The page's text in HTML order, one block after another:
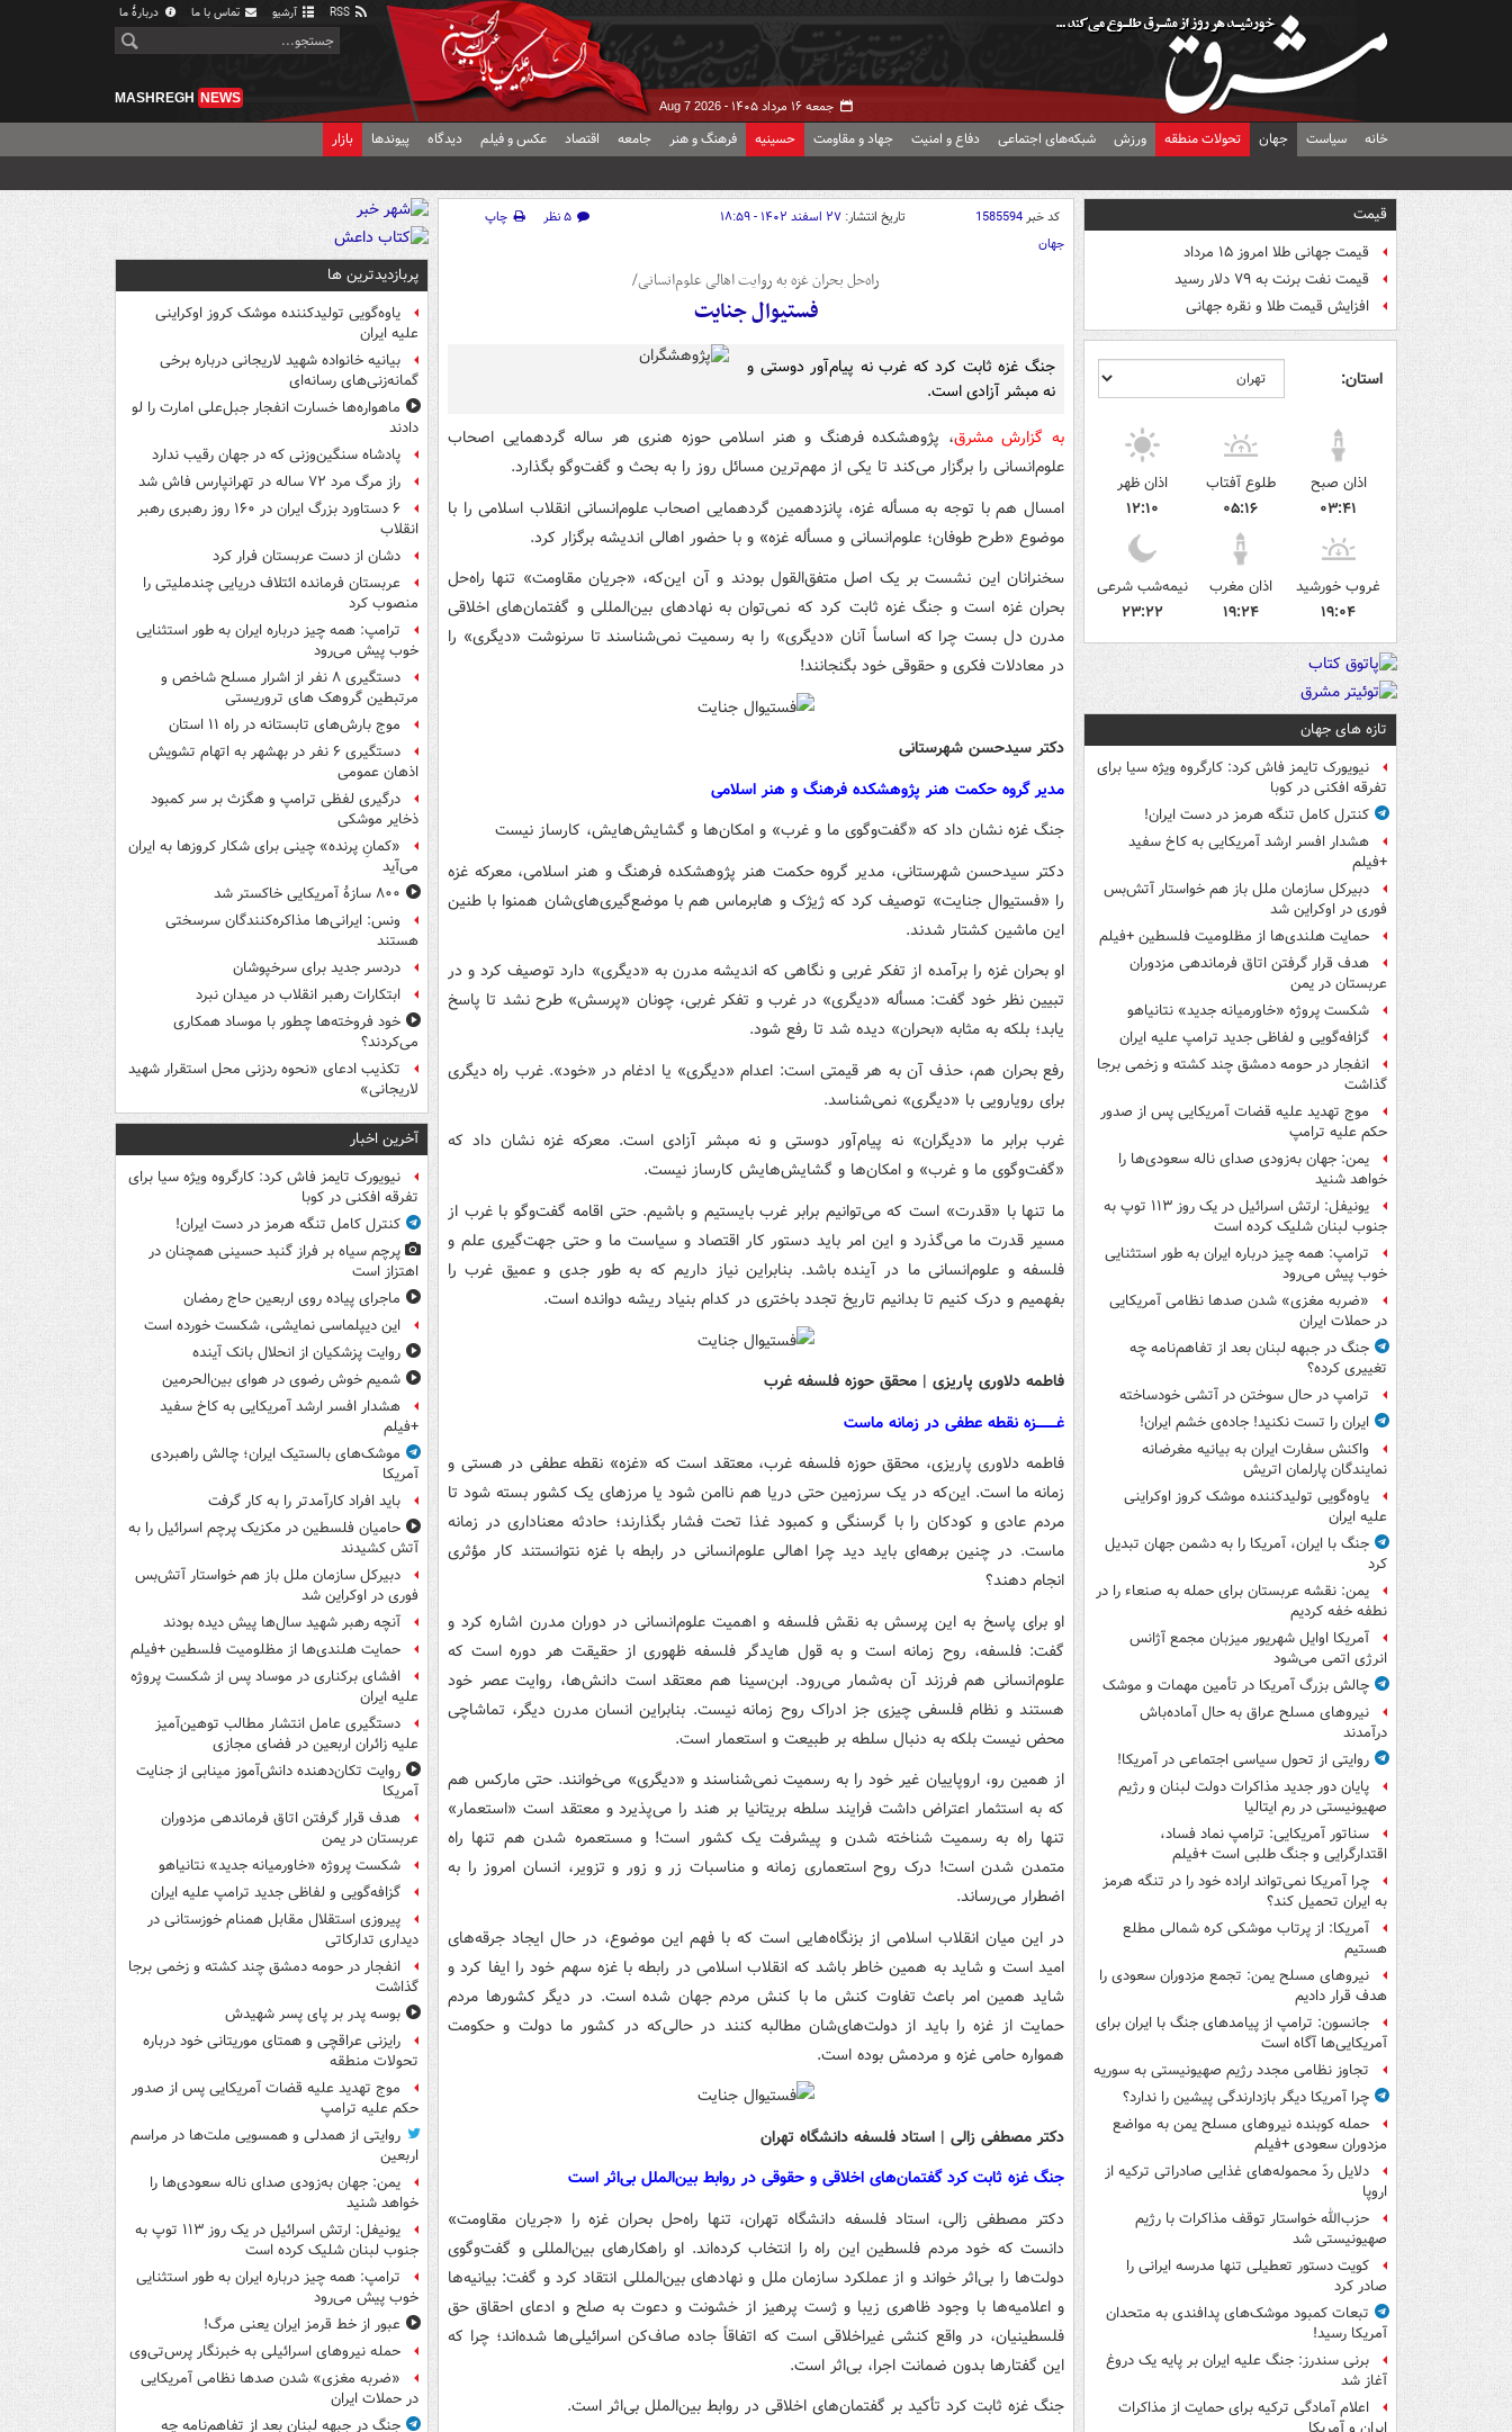
آرشیو تماس با ما دربارهٔ ما
جمعه ۱۶ مرداد ۱۴۰۵ - Aug 7 2026
MASHREGH NEWS
خانه سیاست جهان تحولات منطقه ورزش شبکه‌های اجتماعی دفاع و امنیت جهاد و مقاومت حسینیه فرهنگ و هنر جامعه اقتصاد عکس و فیلم دیدگاه پیوندها بازار
قیمت
قیمت جهانی طلا امروز ۱۵ مرداد
قیمت نفت برنت به ۷۹ دلار رسید
افزایش قیمت طلا و نقره جهانی
استان:
اذان صبح
۰۳:۴۱
طلوع آفتاب
۰۵:۱۶
اذان ظهر
۱۲:۱۰
غروب خورشید
۱۹:۰۴
اذان مغرب
۱۹:۲۴
نیمه‌شب شرعی
۲۳:۲۲
تازه های جهان
نیویورک تایمز فاش کرد: کارگروه ویژه سیا برای
تفرقه افکنی در کوبا
کنترل کامل تنگه هرمز در دست ایران!
هشدار افسر ارشد آمریکایی به کاخ سفید
+فیلم
دبیرکل سازمان ملل باز هم خواستار آتش‌بس
فوری در اوکراین شد
حمایت هلندی‌ها از مظلومیت فلسطین +فیلم
هدف قرار گرفتن اتاق‌ فرماندهی مزدوران
عربستان در یمن
شکست پروژه «خاورمیانه جدید» نتانیاهو
گزافه‌گویی و لفاظی جدید ترامپ علیه ایران
انفجار در حومه دمشق چند کشته و زخمی برجا
گذاشت
موج تهدید علیه قضات آمریکایی پس از صدور
حکم علیه ترامپ
یمن: جهان به‌زودی صدای ناله سعودی‌ها را
خواهد شنید
یونیفل: ارتش اسرائیل در یک روز ۱۱۳ توپ به
جنوب لبنان شلیک کرده است
ترامپ: همه چیز درباره ایران به طور استثنایی
خوب پیش می‌رود
«ضربه مغزی» شدن صدها نظامی آمریکایی
در حملات ایران
جنگ در جبهه لبنان بعد از تفاهم‌نامه چه
تغییری کرده؟
ترامپ در حال سوختن در آتشی خودساخته
ایران را تست نکنید! جاده‌ی خشم ایران!
واکنش سفارت ایران به بیانیه مغرضانه
نمایندگان پارلمان اتریش
یاوه‌گویی تولیدکننده موشک کروز اوکراینی
علیه ایران
جنگ با ایران، آمریکا را به دشمن جهان تبدیل
کرد
یمن: نقشه عربستان برای حمله به صنعاء را در
نطفه خفه کردیم
آمریکا اوایل شهریور میزبان مجمع آژانس
انرژی اتمی می‌شود
چالش بزرگ آمریکا در تأمین مهمات و موشک
نیروهای مسلح عراق به حال آماده‌باش
درآمدند
روایتی از تحول سیاسی اجتماعی در آمریکا!
پایان دور جدید مذاکرات دولت لبنان و رژیم
صهیونیستی در رم ایتالیا
سناتور آمریکایی: ترامپ نماد فساد،
اقتدارگرایی و جنگ طلبی است +فیلم
چرا آمریکا نمی‌تواند اراده خود را در تنگه هرمز
به ایران تحمیل کند؟
آمریکا: از پرتاب موشکی کره شمالی مطلع
هستیم
نیروهای مسلح یمن: تجمع مزدوران سعودی را
هدف قرار دادیم
جانسون: ترامپ از پیامدهای جنگ با ایران برای
آمریکایی‌ها آگاه است
تجاوز نظامی مجدد رژیم صهیونیستی به سوریه
چرا آمریکا دیگر بازدارندگی پیشین را ندارد؟
حمله کوبنده نیروهای مسلح یمن به مواضع
مزدوران سعودی +فیلم
دلایل ردّ محموله‌های غذایی صادراتی ترکیه از
اروپا
حزب‌الله خواستار توقف مذاکرات با رژیم
صهیونیستی شد
کویت دستور تعطیلی تنها مدرسه ایرانی را
صادر کرد
تبعات کمبود موشک‌های پدافندی به متحدان
آمریکا رسید!
برنی سندرز: جنگ علیه ایران بر پایه یک دروغ
آغاز شد
اعلام آمادگی ترکیه برای حمایت از مذاکرات
کد خبر1585594 تاریخ انتشار: ۲۷ اسفند ۱۴۰۲ - ۱۸:۵۹ ۵ نظر
چاپ
جهان
راه‌حل بحران غزه به روایت اهالی علوم‌انسانی/
فستیوال جنایت
جنگ غزه ثابت کرد که غرب نه پیام‌آور دوستی و
نه مبشر آزادی است.
به گزارش مشرق، پژوهشکده فرهنگ و هنر اسلامی حوزه هنری هر ساله گردهمایی اصحاب
علوم‌انسانی را برگزار می‌کند تا یکی از مهم‌ترین مسائل روز را به بحث و گفت‌وگو بگذارد.
امسال هم با توجه به مسأله غزه، پانزدهمین گردهمایی اصحاب علوم‌انسانی انقلاب اسلامی را با
موضوع «طرح طوفان؛ علوم‌انسانی و مسأله غزه» و با حضور اهالی اندیشه برگزار کرد.
سخنرانان این نشست بر یک اصل متفق‌القول بودند و آن این‌که، «جریان مقاومت» تنها راه‌حل
بحران غزه است و جنگ غزه ثابت کرد که نمی‌توان به نهادهای بین‌المللی و گفتمان‌های اخلاقی
مدرن دل‌ بست چرا که اساساً آنان «دیگری» را به رسمیت نمی‌شناسند تا سرنوشت «دیگری» را
در معادلات فکری و حقوقی خود بگنجانند!
دکتر سیدحسن شهرستانی
مدیر گروه حکمت هنر پژوهشکده فرهنگ و هنر اسلامی
جنگ غزه نشان داد که «گفت‌وگوی ما و غرب» و امکان‌ها و گشایش‌هایش، کارساز نیست
دکتر سیدحسن شهرستانی، مدیر گروه حکمت هنر پژوهشکده فرهنگ و هنر اسلامی، معرکه غزه
را «فستیوال جنایت» توصیف کرد که ژیژک و هابرماس هم با موضع‌گیری‌های‌شان همنوا با طنین
این ماشین کشتار شدند.
او بحران غزه را برآمده از تفکر غربی و نگاهی که اندیشه مدرن به «دیگری» دارد توصیف کرد و در
تبیین نظر خود گفت: مسأله «دیگری» در غرب و تفکر غربی، چونان «پرسش» طرح نشد تا پاسخ
یابد؛ بلکه به مثابه «بحران» دیده شد تا رفع شود.
رفع بحران هم، حذف آن به هر قیمتی است: اعدام «دیگری» یا ادغام در «خود». غرب راه دیگری
برای رویارویی با «دیگری» نمی‌شناسد.
غرب برابر ما «دیگران» نه پیام‌آور دوستی و نه مبشر آزادی است. معرکه غزه نشان داد که
«گفت‌وگوی ما و غرب» و امکان‌ها و گشایش‌هایش کارساز نیست.
ما تنها با «قدرت» است که می‌توانیم برابر غرب بایستیم و باشیم. حتی اقامه گفت‌وگو با غرب از
مسیر قدرت ما می‌گذرد و این امر باید دستور کار اقتصاد و سیاست ما و حتی جهت‌گیری علم و
فلسفه و علوم‌انسانی ما در آینده باشد. بنابراین نیاز داریم که به طور جدی و عمیق غرب را
بفهمیم و درک کنیم تا بدانیم تاریخ تجدد باختری در کدام بنیاد ریشه دوانده است.
فاطمه دلاوری پاریزی | محقق حوزه فلسفه غرب
غـــــــــزه نقطه عطفی در زمانه ماست
فاطمه دلاوری پاریزی، محقق حوزه فلسفه غرب، معتقد است که «غزه» نقطه عطفی در هستی و
زمانه ما است. این‌که در یک سرزمین حتی دریا هم ناامن شود یا مرزهای یک کشور بسته شود تا
مردم عادی و کودکان را با گرسنگی و کمبود غذا تحت فشار بگذارند؛ حادثه معناداری در زمانه
ماست. در چنین برهه‌ای باید دید چرا اهالی علوم‌انسانی در رابطه با غزه نتوانستند کار مؤثری
انجام دهند؟
او برای پاسخ به این پرسش به نقش فلسفه و اهمیت علوم‌انسانی در دوران مدرن اشاره کرد و
گفت: فلسفه، روح زمانه است و به قول هایدگر فلسفه ظهوری از حقیقت هر دوره است که
علوم‌انسانی هم فرزند آن به‌شمار می‌رود. ابن‌سینا هم معتقد است دانش‌ها، روایت عصر خود
هستند و نظام فلسفی چیزی جز ادراک روح زمانه نیست. بنابراین انسان مدرن دیگر، تماشاچی
محض نیست بلکه به دنبال سلطه بر طبیعت و استعمار است.
از همین رو، اروپاییان غیر خود را به رسمیت نمی‌شناسند و «دیگری» می‌خوانند. حتی مارکس هم
که به استثمار اعتراض داشت فرایند سلطه بریتانیا بر هند را می‌پذیرد و معتقد است «استعمار»
تنها راه به رسمیت شناخته شدن و پیشرفت یک کشور است! و مستعمره شدن هم تنها راه
متمدن شدن است! درک روح استعماری زمانه و مناسبات زر و زور و تزویر، انسان امروز را به
اضطرار می‌رساند.
در این میان انقلاب اسلامی از بزنگاه‌هایی است که با فهم این موضوع، در حال ایجاد جرقه‌های
امید است و شاید به همین خاطر باشد که انقلاب اسلامی در رابطه با غزه سهم خود را ایفا کرد و
شاید همین امر باعث تفاوت کنش ما با کنش مردم جهان شده است. در دیگر کشورها مردم
حمایت از غزه را باید از دولت‌های‌شان مطالبه کنند در حالی‌که در کشور ما دولت و حکومت
همواره حامی غزه و مردمش بوده است.
دکتر مصطفی زالی | استاد فلسفه دانشگاه تهران
جنگ غزه ثابت کرد گفتمان‌های اخلاقی و حقوقی در روابط بین‌الملل بی‌اثر است
دکتر مصطفی زالی، استاد فلسفه دانشگاه تهران، تنها راه‌حل بحران غزه را «جریان مقاومت»
دانست که خود مردم فلسطین این راه‌ را انتخاب کرده‌اند. او راهکارهای بین‌المللی و گفت‌وگوی
دولت‌ها را بی‌اثر خواند و از عملکرد سازمان ملل و نهادهای بین‌المللی انتقاد کرد و گفت: بیانیه‌ها
و اعلامیه‌ها با وجود ظاهری زیبا و ژست پرهیز از خشونت و دعوت به صلح و ادعای احقاق حق
فلسطینیان، در واقع کنشی غیراخلاقی است که اتفاقاً جاده صاف‌کن اسرائیلی‌ها ‌شده‌اند؛ چرا که
این گفتارها بدون ضمانت اجرا، بی‌اثر است.
جنگ غزه ثابت کرد تأکید بر گفتمان‌های اخلاقی در روابط بین‌الملل بی‌اثر است.
پربازدیدترین ها
یاوه‌گویی تولیدکننده موشک کروز اوکراینی
علیه ایران
بیانیه خانواده شهید لاریجانی درباره برخی
گمانه‌زنی‌های رسانه‌ای
ماهواره‌ها خسارت انفجار جبل‌علی امارت را لو
دادند
پادشاه سنگین‌وزنی که در جهان رقیب ندارد
راز مرگ مرد ۷۲ ساله در تهرانپارس فاش شد
۶ دستاورد بزرگ ایران در ۱۶۰ روز رهبری رهبر
انقلاب
دشان از دست عربستان فرار کرد
عربستان فرمانده ائتلاف دریایی چندملیتی را
منصوب کرد
ترامپ: همه چیز درباره ایران به طور استثنایی
خوب پیش می‌رود
دستگیری ۸ نفر از اشرار مسلح شاخص و
مرتبطین گروهک های تروریستی
موج بارش‌های تابستانه در راه ۱۱ استان
دستگیری ۶ نفر در بهشهر به اتهام تشویش
اذهان عمومی
درگیری لفظی ترامپ و هگزث بر سر کمبود
ذخایر موشکی
«کمانِ پرنده» چینی برای شکار کروزها به ایران
می‌آید
۸۰۰ سازۀ آمریکایی خاکستر شد
ونس: ایرانی‌ها مذاکره‌کنندگان سرسختی
هستند
دردسر جدید برای سرخپوشان
ابتکارات رهبر انقلاب در میدان نبرد
خود فروخته‌ها چطور با موساد همکاری
می‌کردند؟
تکذیب ادعای «نحوه ردزنی محل استقرار شهید
لاریجانی»
آخرین اخبار
نیویورک تایمز فاش کرد: کارگروه ویژه سیا برای
تفرقه افکنی در کوبا
کنترل کامل تنگه هرمز در دست ایران!
پرچم سیاه بر فراز گنبد حسینی همچنان در
اهتزاز است
ماجرای پیاده روی اربعین حاج رمضان
این دیپلماسی نمایشی، شکست خورده است
روایت پزشکیان از انحلال بانک آینده
شمیم خوش رضوی در هوای بین‌الحرمین
هشدار افسر ارشد آمریکایی به کاخ سفید
+فیلم
موشک‌های بالستیک ایران؛ چالش راهبردی
آمریکا
باید افراد کارآمدتر را به کار گرفت
حامیان فلسطین در مکزیک پرچم اسرائیل را به
آتش کشیدند
دبیرکل سازمان ملل باز هم خواستار آتش‌بس
فوری در اوکراین شد
آنچه رهبر شهید سال‌ها پیش دیده بودند
حمایت هلندی‌ها از مظلومیت فلسطین +فیلم
افشای برکناری در موساد پس از شکست پروژه
علیه ایران
دستگیری عامل انتشار مطالب توهین‌آمیز
علیه زائران اربعین در فضای مجازی
روایت تکان‌دهنده دانش‌آموز مینابی از جنایت
آمریکا
هدف قرار گرفتن اتاق‌ فرماندهی مزدوران
عربستان در یمن
شکست پروژه «خاورمیانه جدید» نتانیاهو
گزافه‌گویی و لفاظی جدید ترامپ علیه ایران
پیروزی استقلال مقابل همنام خوزستانی در
دیداری تدارکاتی
انفجار در حومه دمشق چند کشته و زخمی برجا
گذاشت
بوسه‌ پدر بر پای پسر شهیدش
رایزنی عراقچی و همتای موریتانی خود درباره
تحولات منطقه
موج تهدید علیه قضات آمریکایی پس از صدور
حکم علیه ترامپ
روایتی از همدلی و همسویی ملت‌ها در مراسم
اربعین
یمن: جهان به‌زودی صدای ناله سعودی‌ها را
خواهد شنید
یونیفل: ارتش اسرائیل در یک روز ۱۱۳ توپ به
جنوب لبنان شلیک کرده است
ترامپ: همه چیز درباره ایران به طور استثنایی
خوب پیش می‌رود
عبور از خط قرمز ایران یعنی مرگ!
حمله نیروهای اسرائیلی به خبرنگار پرس‌تی‌وی
«ضربه مغزی» شدن صدها نظامی آمریکایی
در حملات ایران
جنگ در جبهه لبنان بعد از تفاهم‌نامه چه